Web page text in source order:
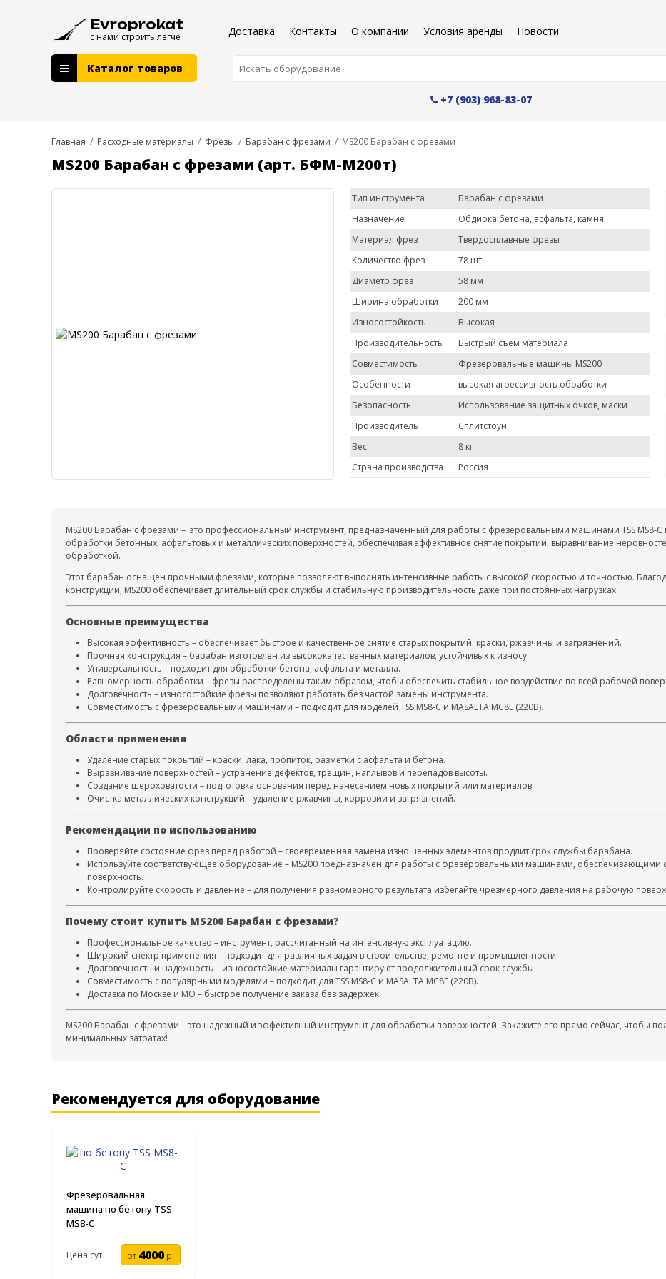
Evroprokat
с нами строить легче Доставка Контакты О компании Условия аренды Новости
Каталог товаров
+7 (903) 968-83-07
Главная / Расходные материалы / Фрезы / Барабан с фрезами / MS200 Барабан с фрезами
MS200 Барабан с фрезами (арт. БФМ-М200т)
Тип инструмента
Барабан с фрезами
Назначение
Обдирка бетона, асфальта, камня
Материал фрез
Твердосплавные фрезы
Количество фрез
78 шт.
Диаметр фрез
58 мм
Ширина обработки
200 мм
Износостойкость
Высокая
Производительность
Быстрый съем материала
Совместимость
Фрезеровальные машины MS200
Особенности
высокая агрессивность обработки
Безопасность
Использование защитных очков, маски
Производитель
Сплитстоун
Вес
8 кг
Страна производства
Россия
MS200 Барабан с фрезами – это профессиональный инструмент, предназначенный для работы с фрезеровальными машинами TSS MS8-C
обработки бетонных, асфальтовых и металлических поверхностей, обеспечивая эффективное снятие покрытий, выравнивание
обработкой.
Этот барабан оснащен прочными фрезами, которые позволяют выполнять интенсивные работы с высокой скоростью и точностью.
конструкции, MS200 обеспечивает длительный срок службы и стабильную производительность даже при постоянных нагрузках.
Основные преимущества
Высокая эффективность – обеспечивает быстрое и качественное снятие старых покрытий, краски, ржавчины и загрязнений.
Прочная конструкция – барабан изготовлен из высококачественных материалов, устойчивых к износу.
Универсальность – подходит для обработки бетона, асфальта и металла.
Равномерность обработки – фрезы распределены таким образом, чтобы обеспечить стабильное воздействие по всей рабочей
Долговечность – износостойкие фрезы позволяют работать без частой замены инструмента.
Совместимость с фрезеровальными машинами – подходит для моделей TSS MS8-C и MASALTA МС8Е (220В).
Области применения
Удаление старых покрытий – краски, лака, пропиток, разметки с асфальта и бетона.
Выравнивание поверхностей – устранение дефектов, трещин, наплывов и перепадов высоты.
Создание шероховатости – подготовка основания перед нанесением новых покрытий или материалов.
Очистка металлических конструкций – удаление ржавчины, коррозии и загрязнений.
Рекомендации по использованию
Проверяйте состояние фрез перед работой – своевременная замена изношенных элементов продлит срок службы барабана.
Используйте соответствующее оборудование – MS200 предназначен для работы с фрезеровальными машинами, обеспечивающими
поверхность.
Контролируйте скорость и давление – для получения равномерного результата избегайте чрезмерного давления на рабочую
Почему стоит купить MS200 Барабан с фрезами?
Профессиональное качество – инструмент, рассчитанный на интенсивную эксплуатацию.
Широкий спектр применения – подходит для различных задач в строительстве, ремонте и промышленности.
Долговечность и надежность – износостойкие материалы гарантируют продолжительный срок службы.
Совместимость с популярными моделями – подходит для TSS MS8-C и MASALTA МС8Е (220В).
Доставка по Москве и МО – быстрое получение заказа без задержек.
MS200 Барабан с фрезами – это надежный и эффективный инструмент для обработки поверхностей. Закажите его прямо сейчас, чтобы
минимальных затратах!
Рекомендуется для оборудование
Фрезеровальная
машина по бетону TSS
MS8-C
Цена сут от 4000р.